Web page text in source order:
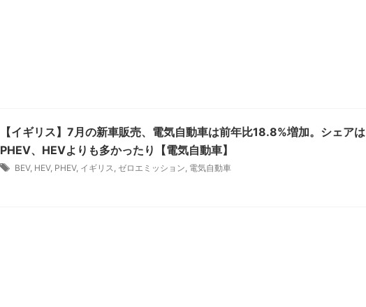
【イギリス】7月の新車販売、電気自動車は前年比18.8%増加。シェアは
PHEV、HEVよりも多かったり【電気自動車】
BEV, HEV, PHEV, イギリス, ゼロエミッション, 電気自動車